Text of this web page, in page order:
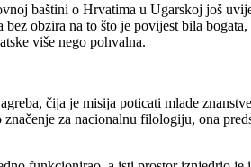
baštini o Hrvatima u Ugarskoj još
obzira na to što je povijest bila
više nego pohvalna.
čija je misija poticati mlade
za nacionalnu filologiju, ona